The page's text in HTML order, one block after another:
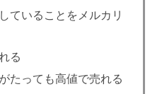
ていることをメルカリ
る
たっても高値で売れる